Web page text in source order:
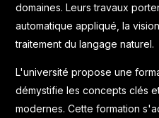
domaines. Leurs travaux
automatique appliqué, la
traitement du langage naturel.
L'université propose une
démystifie les concepts clés
modernes. Cette formation